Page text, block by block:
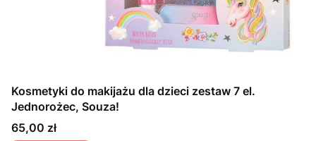
Kosmetyki do makijażu dla dzieci zestaw 7 el.
Jednorożec, Souza!
Cena
65,00 zł